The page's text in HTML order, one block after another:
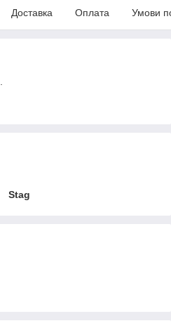
Доставка Оплата Умови
Stag